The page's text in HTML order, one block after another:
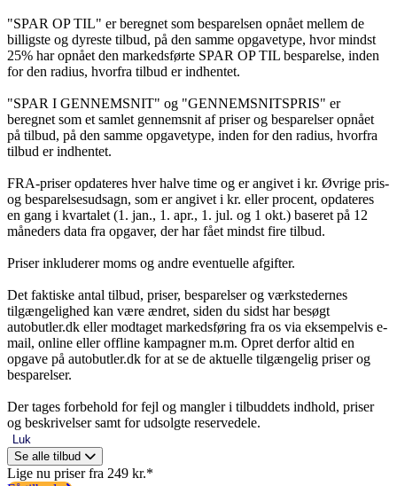
"SPAR OP TIL" er beregnet som besparelsen opnået mellem de
billigste og dyreste tilbud, på den samme opgavetype, hvor mindst
25% har opnået den markedsførte SPAR OP TIL besparelse, inden
for den radius, hvorfra tilbud er indhentet.
"SPAR I GENNEMSNIT" og "GENNEMSNITSPRIS" er
beregnet som et samlet gennemsnit af priser og besparelser opnået
på tilbud, på den samme opgavetype, inden for den radius, hvorfra
tilbud er indhentet.
FRA-priser opdateres hver halve time og er angivet i kr. Øvrige pris-
og besparelsesudsagn, som er angivet i kr. eller procent, opdateres
en gang i kvartalet (1. jan., 1. apr., 1. jul. og 1 okt.) baseret på 12
måneders data fra opgaver, der har fået mindst fire tilbud.
Priser inkluderer moms og andre eventuelle afgifter.
Det faktiske antal tilbud, priser, besparelser og værkstedernes
tilgængelighed kan være ændret, siden du sidst har besøgt
autobutler.dk eller modtaget markedsføring fra os via eksempelvis e-
mail, online eller offline kampagner m.m. Opret derfor altid en
opgave på autobutler.dk for at se de aktuelle tilgængelig priser og
besparelser.
Der tages forbehold for fejl og mangler i tilbuddets indhold, priser
og beskrivelser samt for udsolgte reservedele.
Luk
Se alle tilbud
Lige nu priser fra 249 kr.*